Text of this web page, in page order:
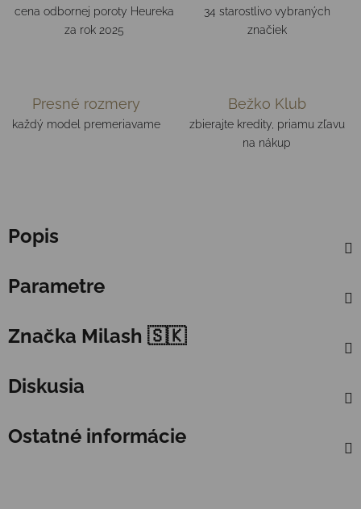
cena odbornej poroty Heureka
za rok 2025
34 starostlivo vybraných
značiek
Presné rozmery
každý model premeriavame
Bežko Klub
zbierajte kredity, priamu zľavu
na nákup
Popis
Parametre
Značka Milash 🇸🇰
Diskusia
Ostatné informácie